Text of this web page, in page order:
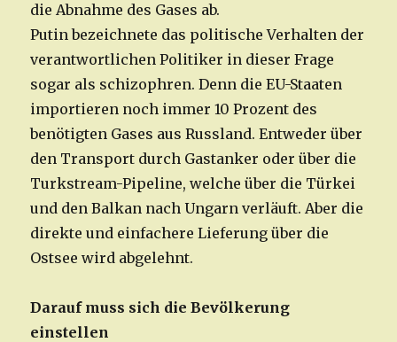
die Abnahme des Gases ab.
Putin bezeichnete das politische Verhalten der
verantwortlichen Politiker in dieser Frage
sogar als schizophren. Denn die EU-Staaten
importieren noch immer 10 Prozent des
benötigten Gases aus Russland. Entweder über
den Transport durch Gastanker oder über die
Turkstream-Pipeline, welche über die Türkei
und den Balkan nach Ungarn verläuft. Aber die
direkte und einfachere Lieferung über die
Ostsee wird abgelehnt.
Darauf muss sich die Bevölkerung
einstellen